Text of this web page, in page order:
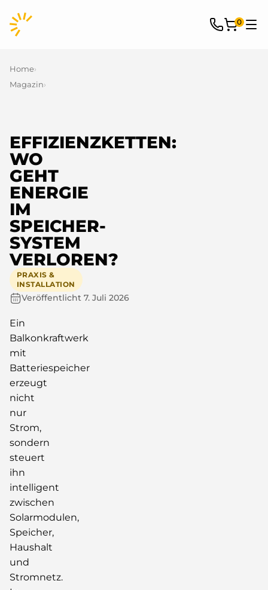
0
Home›
Magazin›
EFFIZIENZKETTEN:
WO
GEHT
ENERGIE
IM
SPEICHER-
SYSTEM
VERLOREN?
PRAXIS &
INSTALLATION
Veröffentlicht 7. Juli 2026
Ein
Balkonkraftwerk
mit
Batteriespeicher
erzeugt
nicht
nur
Strom,
sondern
steuert
ihn
intelligent
zwischen
Solarmodulen,
Speicher,
Haushalt
und
Stromnetz.